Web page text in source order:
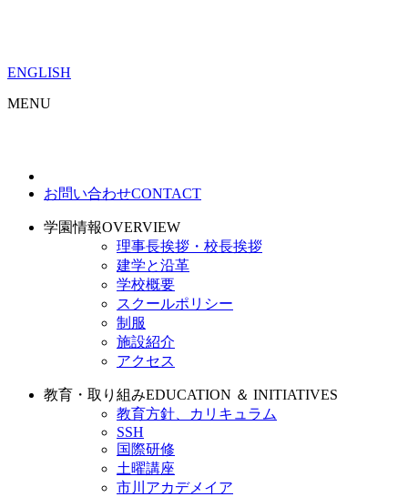
ENGLISH
MENU
お問い合わせCONTACT
学園情報OVERVIEW
理事長挨拶・校長挨拶
建学と沿革
学校概要
スクールポリシー
制服
施設紹介
アクセス
教育・取り組みEDUCATION ＆ INITIATIVES
教育方針、カリキュラム
SSH
国際研修
土曜講座
市川アカデメイア